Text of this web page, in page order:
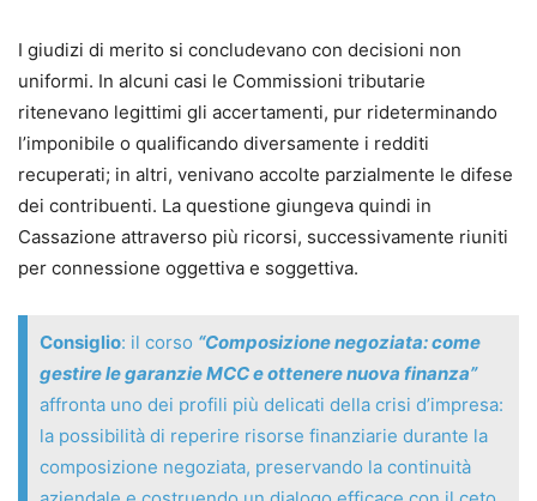
Leonarda D’Alonzo
Avvocato, già Giudice Onorario presso il tribunale di
Ferrara e Giudice dell’Esecuzione in esecuzioni mobiliari,
esecuzioni esattoriali mobiliari e immobiliari e
opposizione all’esecuzione nella fase cautelare.
I giudizi di merito si concludevano con decisioni non
uniformi. In alcuni casi le Commissioni tributarie
ritenevano legittimi gli accertamenti, pur rideterminando
l’imponibile o qualificando diversamente i redditi
recuperati; in altri, venivano accolte parzialmente le difese
dei contribuenti. La questione giungeva quindi in
Cassazione attraverso più ricorsi, successivamente riuniti
per connessione oggettiva e soggettiva.
Consiglio: il corso “Composizione negoziata: come
gestire le garanzie MCC e ottenere nuova finanza”
affronta uno dei profili più delicati della crisi d’impresa:
la possibilità di reperire risorse finanziarie durante la
composizione negoziata, preservando la continuità